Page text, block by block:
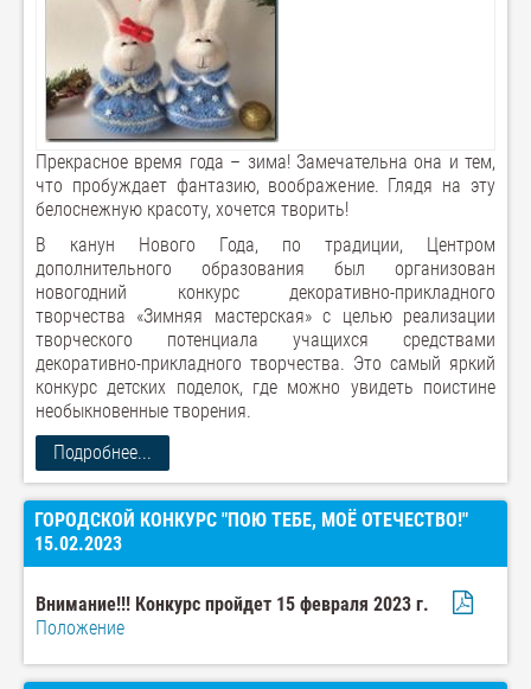
Прекрасное время года – зима! Замечательна она и тем,
что пробуждает фантазию, воображение. Глядя на эту
белоснежную красоту, хочется творить!
В канун Нового Года, по традиции, Центром
дополнительного образования был организован
новогодний конкурс декоративно-прикладного
творчества «Зимняя мастерская» с целью реализации
творческого потенциала учащихся средствами
декоративно-прикладного творчества. Это самый яркий
конкурс детских поделок, где можно увидеть поистине
необыкновенные творения.
Подробнее...
ГОРОДСКОЙ КОНКУРС "ПОЮ ТЕБЕ, МОЁ ОТЕЧЕСТВО!"
15.02.2023
Внимание!!! Конкурс пройдет 15 февраля 2023 г.
Положение